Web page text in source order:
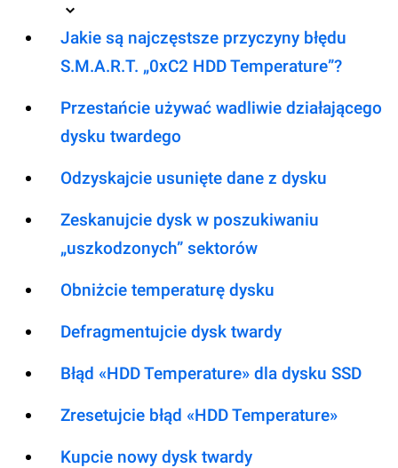
Jakie są najczęstsze przyczyny błędu
S.M.A.R.T. „0xC2 HDD Temperature”?
Przestańcie używać wadliwie działającego
dysku twardego
Odzyskajcie usunięte dane z dysku
Zeskanujcie dysk w poszukiwaniu
„uszkodzonych” sektorów
Obniżcie temperaturę dysku
Defragmentujcie dysk twardy
Błąd «HDD Temperature» dla dysku SSD
Zresetujcie błąd «HDD Temperature»
Kupcie nowy dysk twardy